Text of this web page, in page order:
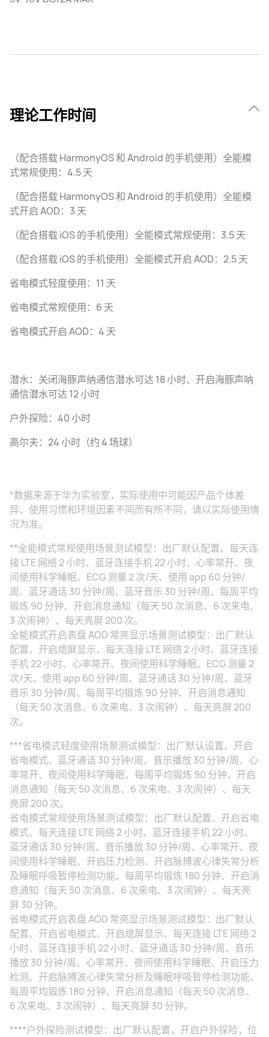
理论工作时间
（配合搭载 HarmonyOS 和 Android 的手机使用）全能模
式常规使用：4.5 天
（配合搭载 HarmonyOS 和 Android 的手机使用）全能模
式开启 AOD：3 天
（配合搭载 iOS 的手机使用）全能模式常规使用：3.5 天
（配合搭载 iOS 的手机使用）全能模式开启 AOD：2.5 天
省电模式轻度使用：11 天
省电模式常规使用：6 天
省电模式开启 AOD：4 天
潜水：关闭海豚声纳通信潜水可达 18 小时、开启海豚声呐
通信潜水可达 12 小时
户外探险：40 小时
高尔夫：24 小时（约 4 场球）
*数据来源于华为实验室，实际使用中可能因产品个体差
异、使用习惯和环境因素不同而有所不同，请以实际使用情
况为⁠准。
**全能模式常规使用场景测试模型：出厂默认配置、每天连
接 LTE 网络 2 小时、蓝牙连接手机 22 小时、心率常开、夜
间使用科学睡眠、ECG 测量 2 次/天、使用 app 60 分钟/
周、蓝牙通话 30 分钟/周、蓝牙音乐 30 分钟/周、每周平均
锻炼 90 分钟、开启消息通知（每天 50 次消息、6 次来电、
3 次闹钟）、每天亮屏 200 次。
全能模式开启表盘 AOD 常亮显示场景测试模型：出厂默认
配置、开启熄屏显示、每天连接 LTE 网络 2 小时、蓝牙连接
手机 22 小时、心率常开、夜间使用科学睡眠、ECG 测量 2
次/天、使用 app 60 分钟/周、蓝牙通话 30 分钟/周、蓝牙
音乐 30 分钟/周、每周平均锻炼 90 分钟、开启消息通知
（每天 50 次消息、6 次来电、3 次闹钟）、每天亮屏 200
次。
***省电模式轻度使用场景测试模型：出厂默认设置、开启
省电模式、蓝牙通话 30 分钟/周、音乐播放 30 分钟/周、心
率常开、夜间使用科学睡眠、每周平均锻炼 90 分钟、开启
消息通知（每天 50 次消息、6 次来电、3 次闹钟）、每天
亮屏 200 次。
省电模式常规使用场景测试模型：出厂默认配置、开启省电
模式、每天连接 LTE 网络 2 小时、蓝牙连接手机 22 小时、
蓝牙通话 30 分钟/周、音乐播放 30 分钟/周、心率常开、夜
间使用科学睡眠、开启压力检测、开启脉搏波心律失常分析
及睡眠呼吸暂停检测功能、每周平均锻炼 180 分钟、开启消
息通知（每天 50 次消息、6 次来电、3 次闹钟）、每天亮
屏 30 分钟。
省电模式开启表盘 AOD 常亮显示场景测试模型：出厂默认
配置、开启省电模式、开启熄屏显示、每天连接 LTE 网络 2
小时、蓝牙连接手机 22 小时、蓝牙通话 30 分钟/周、音乐
播放 30 分钟/周、心率常开、夜间使用科学睡眠、开启压力
检测、开启脉搏波心律失常分析及睡眠呼吸暂停检测功能、
每周平均锻炼 180 分钟、开启消息通知（每天 50 次消息、
6 次来电、3 次闹钟）、每天亮屏 30 分钟。
****户外探险测试模型：出厂默认配置，开启户外探险，位